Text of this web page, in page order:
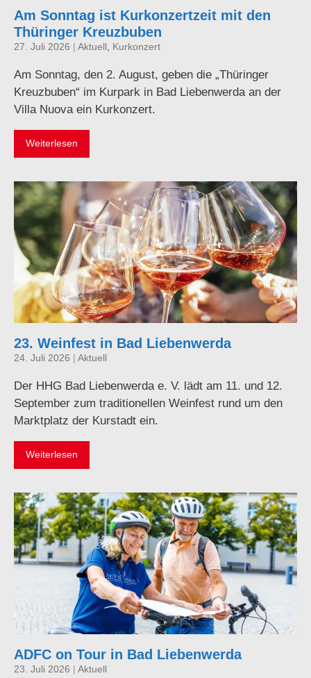
Am Sonntag ist Kurkonzertzeit mit den
Thüringer Kreuzbuben
27. Juli 2026 Aktuell , Kurkonzert
Am Sonntag, den 2. August, geben die „Thüringer
Kreuzbuben“ im Kurpark in Bad Liebenwerda an der
Villa Nuova ein Kurkonzert.
Weiterlesen
23. Weinfest in Bad Liebenwerda
24. Juli 2026 Aktuell
Der HHG Bad Liebenwerda e. V. lädt am 11. und 12.
September zum traditionellen Weinfest rund um den
Marktplatz der Kurstadt ein.
Weiterlesen
ADFC on Tour in Bad Liebenwerda
23. Juli 2026 Aktuell